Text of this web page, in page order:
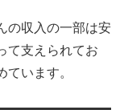
の収入の一部は安
て支えられてお
います。